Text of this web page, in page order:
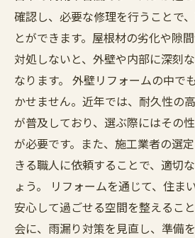
確認し、必要な修理を行うことで
とができます。屋根材の劣化や隙
対処しないと、外壁や内部に深刻
なります。 外壁リフォームの中で
かせません。近年では、耐久性の
が普及しており、選ぶ際にはその
が必要です。また、施工業者の選
きる職人に依頼することで、適切
ょう。 リフォームを通じて、住ま
安心して過ごせる空間を整えるこ
会に、雨漏り対策を見直し、準備